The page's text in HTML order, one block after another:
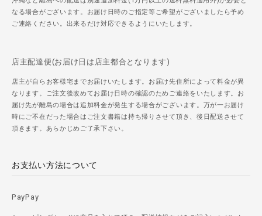
なる場合がございます。お届け日時のご指定等ご希望がございましたら予め
ご連絡ください。出来るだけ対応できるようにいたします。
店主配達便(お届け日は店主都合となります)
店主が自らお客様宅までお届けいたします。お届け先住所によって料金が異
なります。ご注文後改めてお届け日時の確認のためご連絡をいたします。お
届け先が離島の場合は追加料金が発生する場合がございます。万が一お届け
時にご不在だった場合はご注文書籍は持ち帰りさせて頂き、後日配送させて
頂きます。あらかじめご了承下さい。
お支払い方法について
PayPay